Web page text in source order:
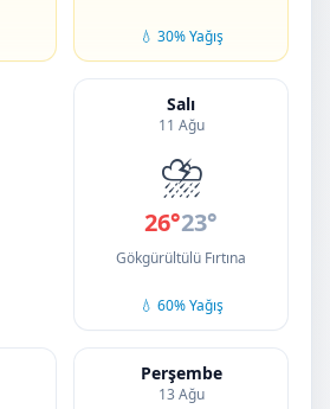
💧 30% Yağış
Salı
11 Ağu
⛈️
26°23°
Gökgürültülü Fırtına
💧 60% Yağış
Perşembe
13 Ağu